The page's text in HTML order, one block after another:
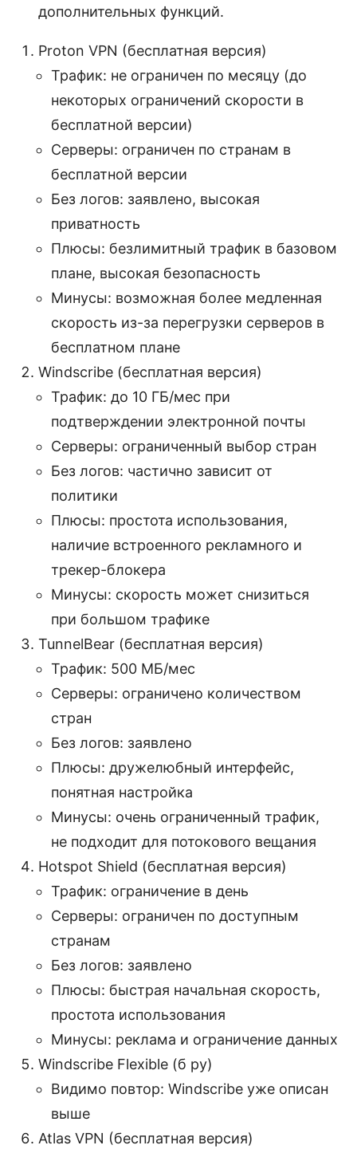
дополнительных функций.
Proton VPN (бесплатная версия)
Трафик: не ограничен по месяцу (до
некоторых ограничений скорости в
бесплатной версии)
Серверы: ограничен по странам в
бесплатной версии
Без логов: заявлено, высокая
приватность
Плюсы: безлимитный трафик в базовом
плане, высокая безопасность
Минусы: возможная более медленная
скорость из-за перегрузки серверов в
бесплатном плане
Windscribe (бесплатная версия)
Трафик: до 10 ГБ/мес при
подтверждении электронной почты
Серверы: ограниченный выбор стран
Без логов: частично зависит от
политики
Плюсы: простота использования,
наличие встроенного рекламного и
трекер-блокера
Минусы: скорость может снизиться
при большом трафике
TunnelBear (бесплатная версия)
Трафик: 500 МБ/мес
Серверы: ограничено количеством
стран
Без логов: заявлено
Плюсы: дружелюбный интерфейс,
понятная настройка
Минусы: очень ограниченный трафик,
не подходит для потокового вещания
Hotspot Shield (бесплатная версия)
Трафик: ограничение в день
Серверы: ограничен по доступным
странам
Без логов: заявлено
Плюсы: быстрая начальная скорость,
простота использования
Минусы: реклама и ограничение данных
Windscribe Flexible (б ру)
Видимо повтор: Windscribe уже описан
выше
Atlas VPN (бесплатная версия)